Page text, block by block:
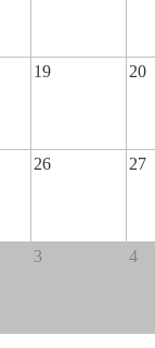
19 20
26 27
3 4